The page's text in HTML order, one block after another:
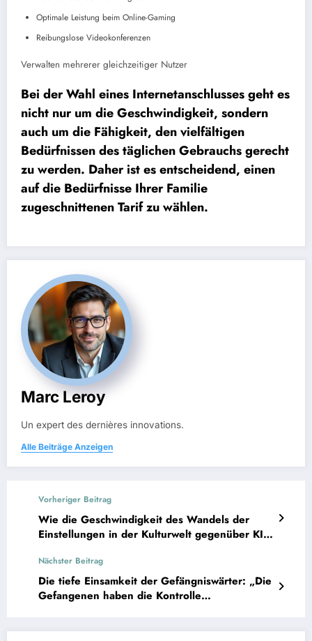
Optimale Leistung beim Online-Gaming
Reibungslose Videokonferenzen
Verwalten mehrerer gleichzeitiger Nutzer
Bei der Wahl eines Internetanschlusses geht es
nicht nur um die Geschwindigkeit, sondern
auch um die Fähigkeit, den vielfältigen
Bedürfnissen des täglichen Gebrauchs gerecht
zu werden. Daher ist es entscheidend, einen
auf die Bedürfnisse Ihrer Familie
zugeschnittenen Tarif zu wählen.
Marc Leroy
Un expert des dernières innovations.
Alle Beiträge Anzeigen
Vorheriger Beitrag
Wie die Geschwindigkeit des Wandels der
Einstellungen in der Kulturwelt gegenüber KI
Nächster Beitrag
Die tiefe Einsamkeit der Gefängniswärter: „Die
Gefangenen haben die Kontrolle